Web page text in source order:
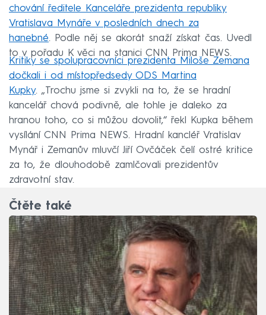
chování ředitele Kanceláře prezidenta republiky
Vratislava Mynáře v posledních dnech za
hanebné. Podle něj se akorát snaží získat čas. Uvedl
to v pořadu K věci na stanici CNN Prima NEWS.
Kritiky se spolupracovníci prezidenta Miloše Zemana
dočkali i od místopředsedy ODS Martina
Kupky. „Trochu jsme si zvykli na to, že se hradní
kancelář chová podivně, ale tohle je daleko za
hranou toho, co si můžou dovolit,“ řekl Kupka během
vysílání CNN Prima NEWS. Hradní kancléř Vratislav
Mynář i Zemanův mluvčí Jiří Ovčáček čelí ostré kritice
za to, že dlouhodobě zamlčovali prezidentův
zdravotní stav.
Čtěte také